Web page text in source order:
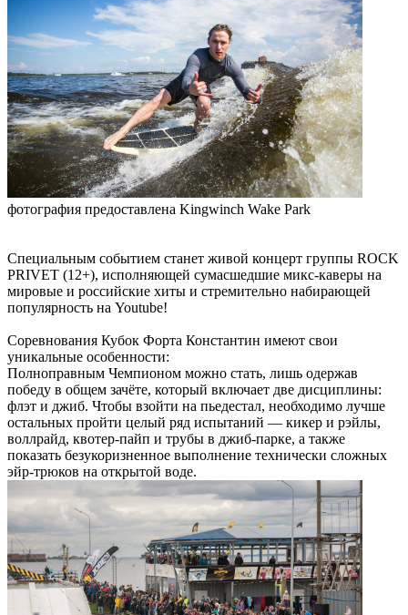
фотография предоставлена Kingwinch Wake Park
Специальным событием станет живой концерт группы ROCK
PRIVET (12+), исполняющей сумасшедшие микс-каверы на
мировые и российские хиты и стремительно набирающей
популярность на Youtube!
Соревнования Кубок Форта Константин имеют свои
уникальные особенности:
Полноправным Чемпионом можно стать, лишь одержав
победу в общем зачёте, который включает две дисциплины:
флэт и джиб. Чтобы взойти на пьедестал, необходимо лучше
остальных пройти целый ряд испытаний — кикер и рэйлы,
воллрайд, квотер-пайп и трубы в джиб-парке, а также
показать безукоризненное выполнение технически сложных
эйр-трюков на открытой воде.